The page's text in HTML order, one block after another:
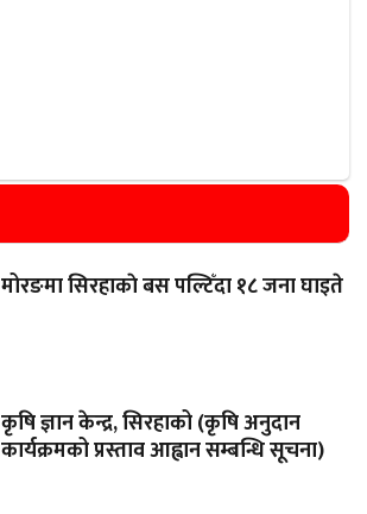
मोरङमा सिरहाकाे बस पल्टिँदा १८ जना घाइते
कृषि ज्ञान केन्द्र, सिरहाको (कृषि अनुदान
कार्यक्रमको प्रस्ताव आह्वान सम्बन्धि सूचना)